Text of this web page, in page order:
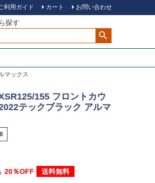
利用ガイド カート お問い合わせ
探す
マックス
155 フロントカウ
テックブラック アルマ
20％OFF
送料無料